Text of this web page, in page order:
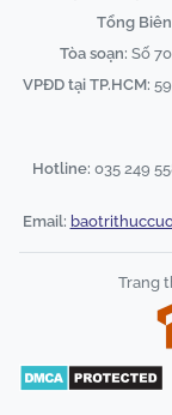
Tổng
Tòa soạn: Số
VPĐD tại TP.HCM:
Hotline: 035 249
Email:
Trang